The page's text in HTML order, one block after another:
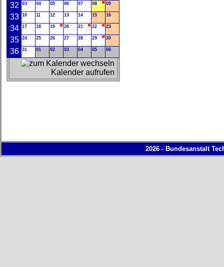
32 03 04 05 06 07 08 09
33 10 11 12 13 14 15 16
34 17 18 19 20 21 22 23
35 24 25 26 27 28 29 30
36 31 01 02 03 04 05 06
Kalender aufrufen
2026 - Bundesanstalt